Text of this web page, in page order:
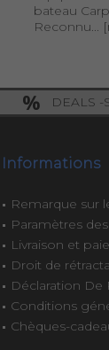
bateau
Reconnu...
DEALS -
Informations
Remarque sur
Paramètres
Livraison et
Droit de
Déclaration De
Conditions
Chèques-